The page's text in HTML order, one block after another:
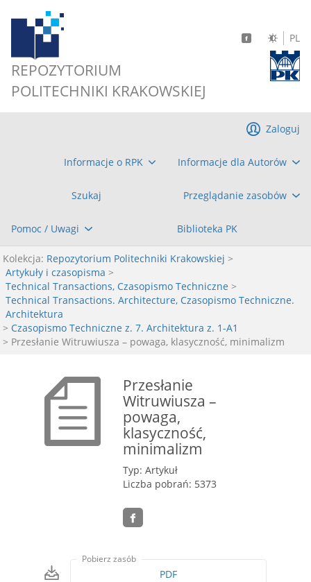
REPOZYTORIUM
POLITECHNIKI KRAKOWSKIEJ
PL
Informacje o RPK Informacje dla Autorów
Szukaj Przeglądanie zasobów
Pomoc / Uwagi Biblioteka PK
Zaloguj
Kolekcja: Repozytorium Politechniki Krakowskiej >
Artykuły i czasopisma >
Technical Transactions, Czasopismo Techniczne >
Technical Transactions. Architecture, Czasopismo Techniczne.
Architektura
> Czasopismo Techniczne z. 7. Architektura z. 1-A1
> Przesłanie Witruwiusza – powaga, klasyczność, minimalizm
Przesłanie
Witruwiusza –
powaga,
klasyczność,
minimalizm
Typ: Artykuł
Liczba pobrań: 5373
Pobierz zasób
PDF